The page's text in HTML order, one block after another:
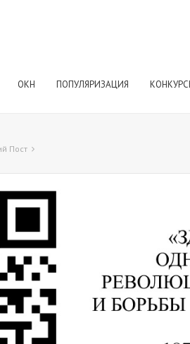
ОКН ПОПУЛЯРИЗАЦИЯ
Пост